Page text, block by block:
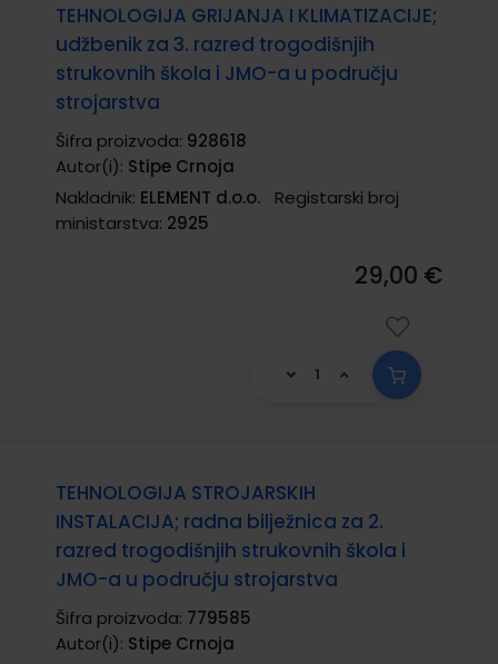
TEHNOLOGIJA GRIJANJA I KLIMATIZACIJE;
udžbenik za 3. razred trogodišnjih
strukovnih škola i JMO-a u području
strojarstva
Šifra proizvoda: 928618
Autor(i): Stipe Crnoja
Nakladnik: ELEMENT d.o.o.
Registarski broj
ministarstva: 2925
29,00 €
TEHNOLOGIJA STROJARSKIH
INSTALACIJA; radna bilježnica za 2.
razred trogodišnjih strukovnih škola i
JMO-a u području strojarstva
Šifra proizvoda: 779585
Autor(i): Stipe Crnoja